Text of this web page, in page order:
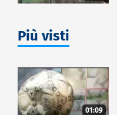
Più visti
01:09